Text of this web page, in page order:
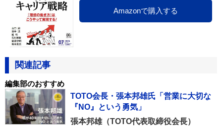
Amazonで購入する
関連記事
編集部のおすすめ
TOTO会長・張本邦雄氏「営業に大切な
『NO』という勇気」
張本邦雄（TOTO代表取締役会長）